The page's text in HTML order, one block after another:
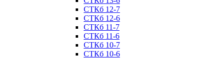
СТКб 12-7
СТКб 12-6
СТКб 11-7
СТКб 11-6
СТКб 10-7
СТКб 10-6